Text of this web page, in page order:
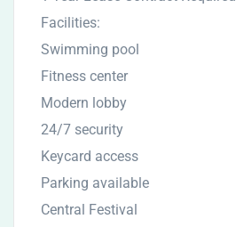
Facilities:
Swimming pool
Fitness center
Modern lobby
24/7 security
Keycard access
Parking available
Central Festival